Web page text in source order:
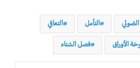
الضوئي التأمل التعافي
الأوراق فصل الشتاء